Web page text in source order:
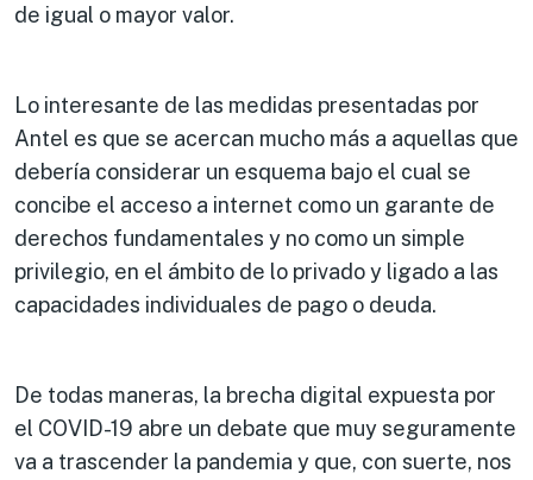
de igual o mayor valor.
Lo interesante de las medidas presentadas por
Antel es que se acercan mucho más a aquellas que
debería considerar un esquema bajo el cual se
concibe el acceso a internet como un garante de
derechos fundamentales y no como un simple
privilegio, en el ámbito de lo privado y ligado a las
capacidades individuales de pago o deuda.
De todas maneras, la brecha digital expuesta por
el COVID-19 abre un debate que muy seguramente
va a trascender la pandemia y que, con suerte, nos